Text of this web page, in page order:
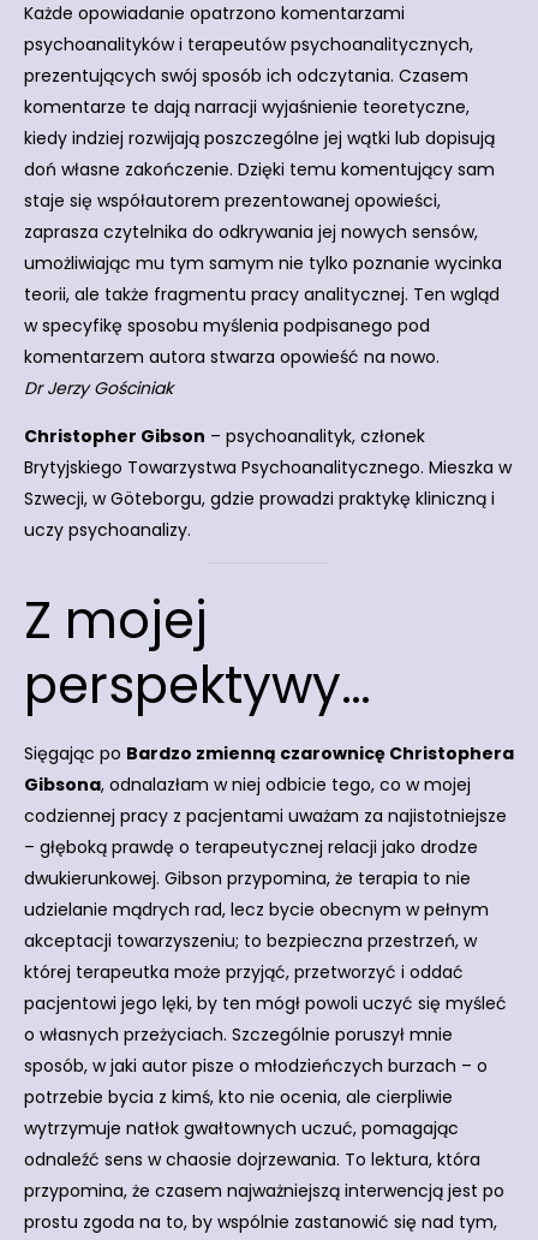
Każde opowiadanie opatrzono komentarzami
psychoanalityków i terapeutów psychoanalitycznych,
prezentujących swój sposób ich odczytania. Czasem
komentarze te dają narracji wyjaśnienie teoretyczne,
kiedy indziej rozwijają poszczególne jej wątki lub dopisują
doń własne zakończenie. Dzięki temu komentujący sam
staje się współautorem prezentowanej opowieści,
zaprasza czytelnika do odkrywania jej nowych sensów,
umożliwiając mu tym samym nie tylko poznanie wycinka
teorii, ale także fragmentu pracy analitycznej. Ten wgląd
w specyfikę sposobu myślenia podpisanego pod
komentarzem autora stwarza opowieść na nowo.
Dr Jerzy Gościniak
Christopher Gibson – psychoanalityk, członek
Brytyjskiego Towarzystwa Psychoanalitycznego. Mieszka w
Szwecji, w Göteborgu, gdzie prowadzi praktykę kliniczną i
uczy psychoanalizy.
Z mojej
perspektywy…
Sięgając po Bardzo zmienną czarownicę Christophera
Gibsona, odnalazłam w niej odbicie tego, co w mojej
codziennej pracy z pacjentami uważam za najistotniejsze
– głęboką prawdę o terapeutycznej relacji jako drodze
dwukierunkowej. Gibson przypomina, że terapia to nie
udzielanie mądrych rad, lecz bycie obecnym w pełnym
akceptacji towarzyszeniu; to bezpieczna przestrzeń, w
której terapeutka może przyjąć, przetworzyć i oddać
pacjentowi jego lęki, by ten mógł powoli uczyć się myśleć
o własnych przeżyciach. Szczególnie poruszył mnie
sposób, w jaki autor pisze o młodzieńczych burzach – o
potrzebie bycia z kimś, kto nie ocenia, ale cierpliwie
wytrzymuje natłok gwałtownych uczuć, pomagając
odnaleźć sens w chaosie dojrzewania. To lektura, która
przypomina, że czasem najważniejszą interwencją jest po
prostu zgoda na to, by wspólnie zastanowić się nad tym,